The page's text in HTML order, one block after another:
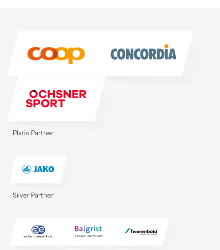
Platin Partner
Silver Partner